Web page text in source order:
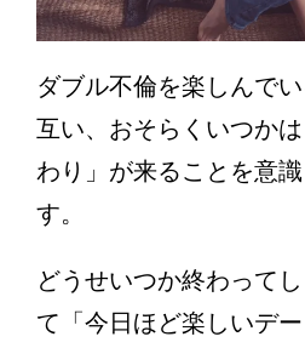
ダブル不倫を楽しんで
互い、おそらくいつか
わり」が来ることを意
す。
どうせいつか終わって
て「今日ほど楽しいデ